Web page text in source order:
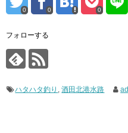
0 0 0
フォローする
ハタハタ釣り ,酒田北港水路